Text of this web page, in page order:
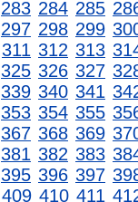
283 284 285
297 298 299
311 312 313
325 326 327
339 340 341
353 354 355
367 368 369
381 382 383
395 396 397
409 410 411